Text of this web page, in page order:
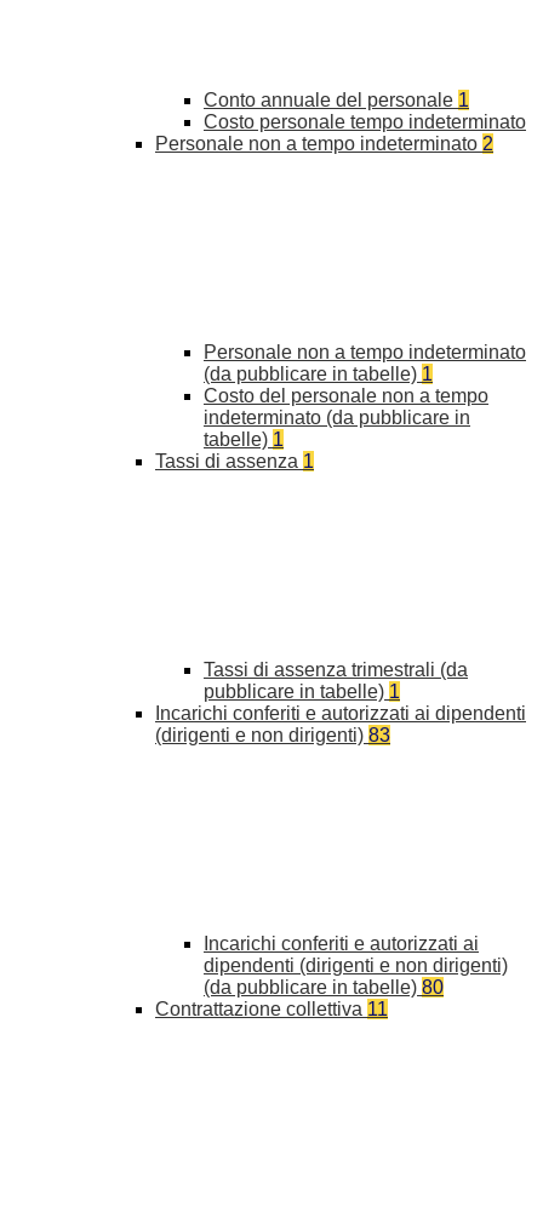
Conto annuale del personale 1
Costo personale tempo indeterminato
Personale non a tempo indeterminato 2
Personale non a tempo indeterminato
(da pubblicare in tabelle) 1
Costo del personale non a tempo
indeterminato (da pubblicare in
tabelle) 1
Tassi di assenza 1
Tassi di assenza trimestrali (da
pubblicare in tabelle) 1
Incarichi conferiti e autorizzati ai dipendenti
(dirigenti e non dirigenti) 83
Incarichi conferiti e autorizzati ai
dipendenti (dirigenti e non dirigenti)
(da pubblicare in tabelle) 80
Contrattazione collettiva 11